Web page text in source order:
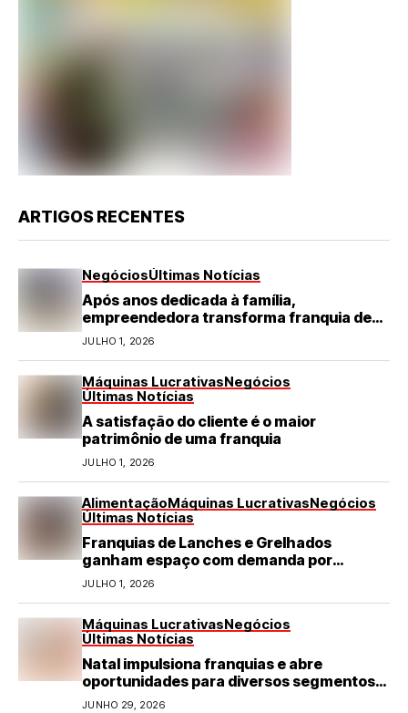
ARTIGOS RECENTES
NegóciosÚltimas Notícias
Após anos dedicada à família,
empreendedora transforma franquia de
turismo em negócio de destaque no RN
JULHO 1, 2026
Máquinas LucrativasNegócios
Últimas Notícias
A satisfação do cliente é o maior
patrimônio de uma franquia
JULHO 1, 2026
AlimentaçãoMáquinas LucrativasNegócios
Últimas Notícias
Franquias de Lanches e Grelhados
ganham espaço com demanda por
refeições rápidas e de qualidade
JULHO 1, 2026
Máquinas LucrativasNegócios
Últimas Notícias
Natal impulsiona franquias e abre
oportunidades para diversos segmentos
do varejo
JUNHO 29, 2026